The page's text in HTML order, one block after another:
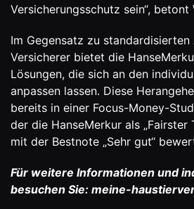
Versicherungsschutz sein“, betont
Im Gegensatz zu
Versicherer bietet die
Lösungen, die sich an den
anpassen lassen. Diese
bereits in einer Focus-Money-
der die HanseMerkur als „Fairster
mit der Bestnote „Sehr gut“
Für weitere Informationen und
besuchen Sie: meine-